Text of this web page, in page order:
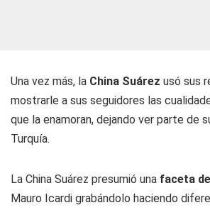
Una vez más, la China Suárez usó sus
mostrarle a sus seguidores las
que la enamoran, dejando ver parte de
Turquía.
La China Suárez presumió una faceta
Mauro Icardi grabándolo haciendo